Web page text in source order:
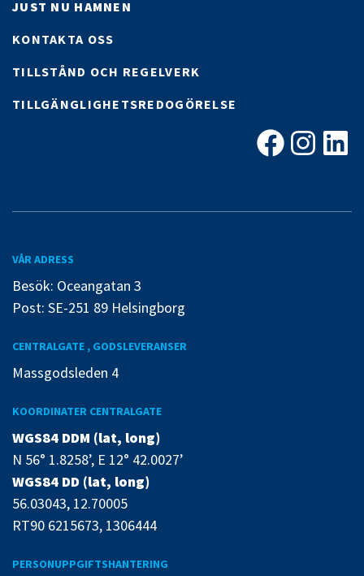
JUST NU HAMNEN
KONTAKTA OSS
TILLSTÅND OCH REGELVERK
TILLGÄNGLIGHETSREDOGÖRELSE
Facebook
VÅR ADRESS
Besök: Oceangatan 3
Post: SE-251 89 Helsingborg
CENTRALGATE , GODSLEVERANSER
Massgodsleden 4
KOORDINATER CENTRALGATE
WGS84 DDM (lat, long)
N 56° 1.8258’, E 12° 42.0027’
WGS84 DD (lat, long)
56.03043, 12.70005
RT90 6215673, 1306444
PERSONUPPGIFTSHANTERING